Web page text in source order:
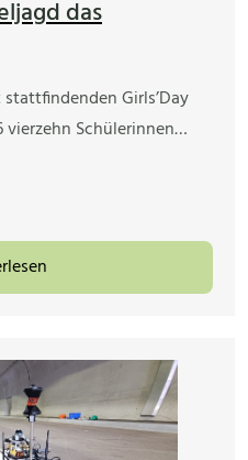
das
Girls’Day
vierzehn Schülerinnen…